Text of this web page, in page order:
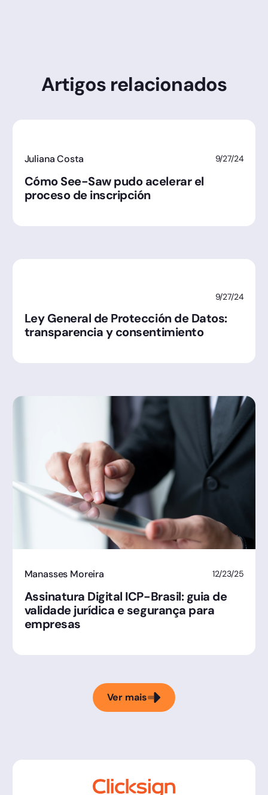
Artigos relacionados
Juliana Costa 9/27/24
Cómo See-Saw pudo acelerar el
proceso de inscripción
9/27/24
Ley General de Protección de Datos:
transparencia y consentimiento
Manasses Moreira 12/23/25
Assinatura Digital ICP-Brasil: guia de
validade jurídica e segurança para
empresas
Ver mais